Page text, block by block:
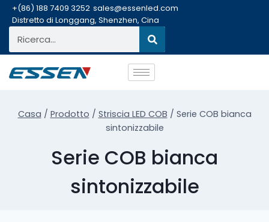
+(86) 188 7409 3252 sales@essenled.com
Distretto di Longgang, Shenzhen, Cina
Casa / Prodotto / Striscia LED COB / Serie COB bianca
sintonizzabile
Serie COB bianca
sintonizzabile